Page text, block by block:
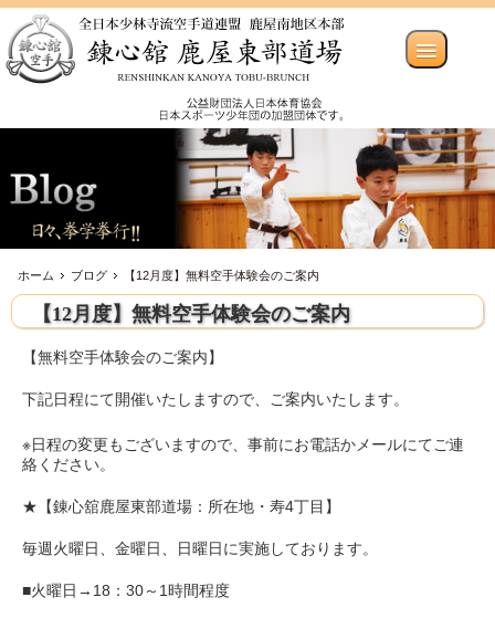
ホーム ブログ 【12月度】無料空手体験会のご案内
【12月度】無料空手体験会のご案内
【無料空手体験会のご案内】
下記日程にて開催いたしますので、ご案内いたします。
※日程の変更もございますので、事前にお電話かメールにてご連
絡ください。
★【錬心舘鹿屋東部道場：所在地・寿4丁目】
毎週火曜日、金曜日、日曜日に実施しております。
■火曜日→18：30～1時間程度